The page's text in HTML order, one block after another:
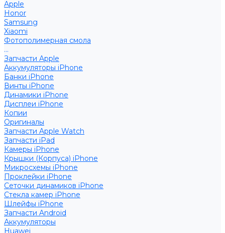
Apple
Honor
Samsung
Xiaomi
Фотополимерная смола
...
Запчасти Apple
Аккумуляторы iPhone
Банки iPhone
Винты iPhone
Динамики iPhone
Дисплеи iPhone
Копии
Оригиналы
Запчасти Apple Watch
Запчасти iPad
Камеры iPhone
Крышки (Корпуса) iPhone
Микросхемы iPhone
Проклейки iPhone
Сеточки динамиков iPhone
Стекла камер iPhone
Шлейфы iPhone
Запчасти Android
Аккумуляторы
Huawei